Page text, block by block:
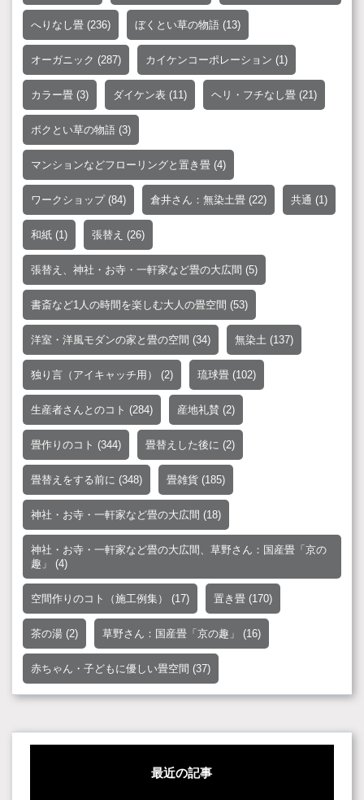
へりなし畳 (236) ぼくとい草の物語 (13)
オーガニック (287) カイケンコーポレーション (1)
カラー畳 (3) ダイケン表 (11) ヘリ・フチなし畳 (21)
ボクとい草の物語 (3)
マンションなどフローリングと置き畳 (4)
ワークショップ(84) 倉井さん：無染土畳 (22) 共通 (1)
和紙 (1) 張替え (26)
張替え、神社・お寺・一軒家など畳の大広間 (5)
書斎など1人の時間を楽しむ大人の畳空間 (53)
洋室・洋風モダンの家と畳の空間 (34) 無染土 (137)
独り言（アイキャッチ用） (2) 琉球畳 (102)
生産者さんとのコト (284) 産地礼賛 (2)
畳作りのコト (344) 畳替えした後に (2)
畳替えをする前に (348) 畳雑貨 (185)
神社・お寺・一軒家など畳の大広間 (18)
神社・お寺・一軒家など畳の大広間、草野さん：国産畳「京の
趣」
(4)
空間作りのコト（施工例集） (17) 置き畳 (170)
茶の湯 (2) 草野さん：国産畳「京の趣」 (16)
赤ちゃん・子どもに優しい畳空間 (37)
最近の記事